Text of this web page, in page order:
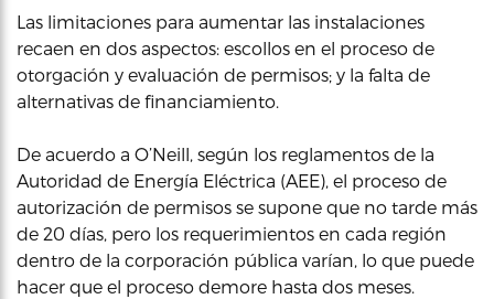
Las limitaciones para aumentar las instalaciones
recaen en dos aspectos: escollos en el proceso de
otorgación y evaluación de permisos; y la falta de
alternativas de financiamiento.
De acuerdo a O’Neill, según los reglamentos de la
Autoridad de Energía Eléctrica (AEE), el proceso de
autorización de permisos se supone que no tarde más
de 20 días, pero los requerimientos en cada región
dentro de la corporación pública varían, lo que puede
hacer que el proceso demore hasta dos meses.